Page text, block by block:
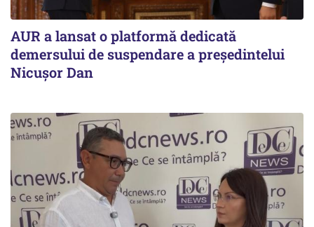
AUR a lansat o platformă dedicată
demersului de suspendare a președintelui
Nicușor Dan